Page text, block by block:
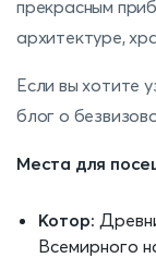
прекрасным
архитектуре,
Если вы хотите
блог о
Места для
Котор:
Всемирного